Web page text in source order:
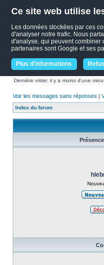
Ce site web utilise
Les données stockées par ces
d'analyser notre trafic. Nous
d'analyse, qui peuvent combiner
partenaires sont Google et ses
Plus d'informations
Dernière visite: il y a moins d’une
Voir les messages sans réponses |
Index du forum